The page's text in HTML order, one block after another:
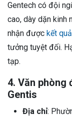
Gentech có đội
cao, dày dặn kinh
nhận được kết
tưởng tuyệt đối.
tạp.
4. Văn phòng
Gentis
Địa chỉ: